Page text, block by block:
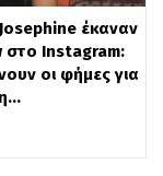
Josephine έκαναν
Instagram:
οι φήμες για